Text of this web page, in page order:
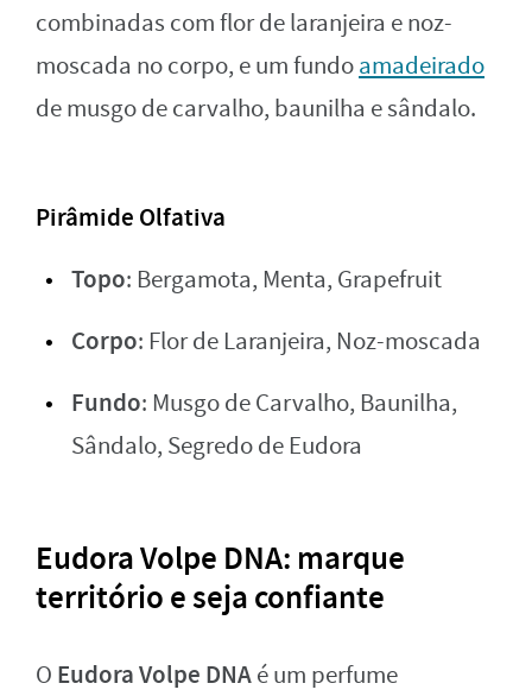
combinadas com flor de laranjeira e noz-
moscada no corpo, e um fundoamadeirado
de musgo de carvalho, baunilha e sândalo.
Pirâmide Olfativa
Topo: Bergamota, Menta, Grapefruit
Corpo: Flor de Laranjeira, Noz-moscada
Fundo: Musgo de Carvalho, Baunilha,
Sândalo, Segredo de Eudora
Eudora Volpe DNA: marque
território e seja confiante
O Eudora Volpe DNAé um perfume